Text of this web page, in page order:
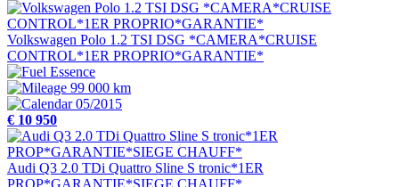
Volkswagen Polo 1.2 TSI DSG *CAMERA*CRUISE
CONTROL*1ER PROPRIO*GARANTIE*
Essence
99 000 km
05/2015
€ 10 950
Audi Q3 2.0 TDi Quattro Sline S tronic*1ER
PROP*GARANTIE*SIEGE CHAUFF*